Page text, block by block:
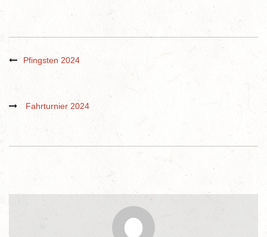
Pfingsten 2024
Fahrturnier 2024